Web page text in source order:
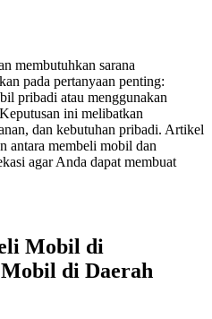
membutuhkan sarana
pada pertanyaan penting:
pribadi atau menggunakan
ini melibatkan
dan kebutuhan pribadi. Artikel
antara membeli mobil dan
agar Anda dapat membuat
Mobil di
di Daerah